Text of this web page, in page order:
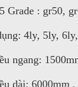
Grade : gr50,
4ly, 5ly,
ngang:
dài: 6000mm ,